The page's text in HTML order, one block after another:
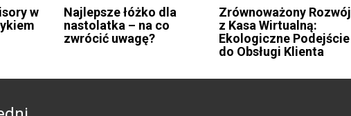
w
Najlepsze łóżko dla
nastolatka – na co
zwrócić uwagę?
Zrównoważony Rozwój
z Kasa Wirtualną:
Ekologiczne Podejście
do Obsługi Klienta